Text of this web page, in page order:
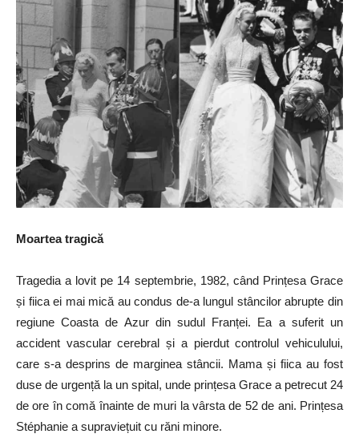
Moartea tragică
Tragedia a lovit pe 14 septembrie, 1982, când Prințesa Grace
și fiica ei mai mică au condus de-a lungul stâncilor abrupte din
regiune Coasta de Azur din sudul Franței. Ea a suferit un
accident vascular cerebral și a pierdut controlul vehiculului,
care s-a desprins de marginea stâncii. Mama și fiica au fost
duse de urgență la un spital, unde prințesa Grace a petrecut 24
de ore în comă înainte de muri la vârsta de 52 de ani. Prințesa
Stéphanie a supraviețuit cu răni minore.